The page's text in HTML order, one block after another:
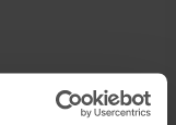
rendelhető